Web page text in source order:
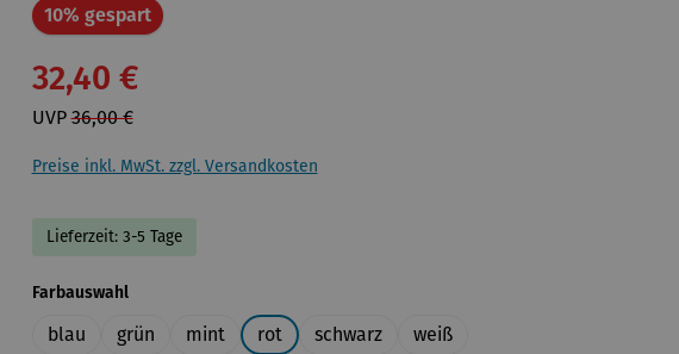
10% gespartRabatt
32,40 €
UVP36,00 €
Preise inkl. MwSt. zzgl. Versandkosten
Lieferzeit: 3-5 Tage
Farbauswahlauswählen
blau grün mint rot schwarz weiß